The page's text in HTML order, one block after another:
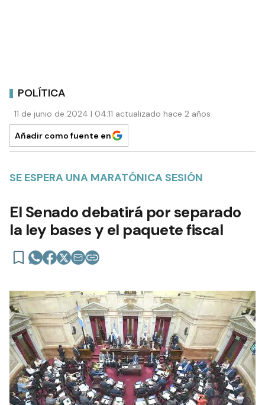
POLÍTICA
11 de junio de 2024 | 04:11 actualizado hace 2 años
Añadir como fuente en
SE ESPERA UNA MARATÓNICA SESIÓN
El Senado debatirá por separado
la ley bases y el paquete fiscal